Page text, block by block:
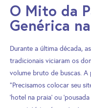
O Mito da
Genérica
Durante a última década,
tradicionais viciaram os
volume bruto de buscas. A
“Precisamos colocar seu
‘hotel na praia’ ou